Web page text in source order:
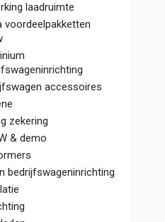
laadruimte
voordeelpakketten
accessoires
zekering
& demo
bedrijfswageninrichting